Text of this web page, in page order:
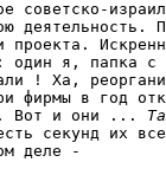
советско-
деятельность.
проекта.
один я, папка с
! Ха,
фирмы в год
Вот и они ...
секунд их
деле -